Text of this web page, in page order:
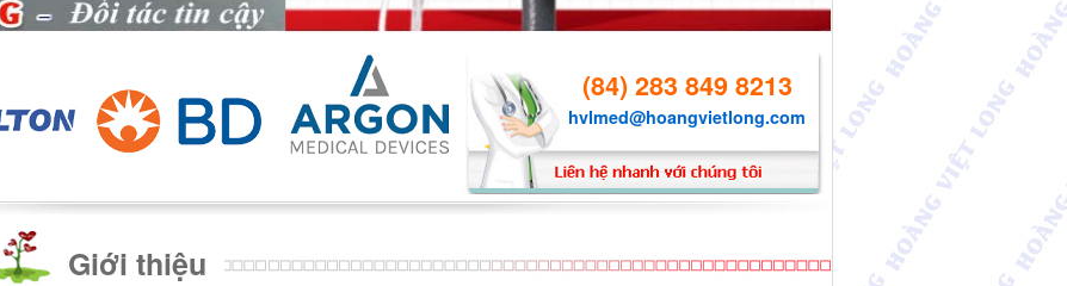
(84) 283 849 8213
hvlmed@hoangvietlong.com
Giới thiệu